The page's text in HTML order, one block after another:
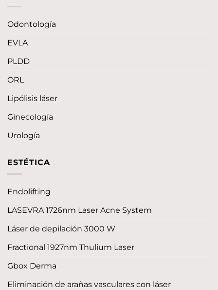
Odontología
EVLA
PLDD
ORL
Lipólisis láser
Ginecología
Urología
ESTÉTICA
Endolifting
LASEVRA 1726nm Laser Acne System
Láser de depilación 3000 W
Fractional 1927nm Thulium Laser
Gbox Derma
Eliminación de arañas vasculares con láser